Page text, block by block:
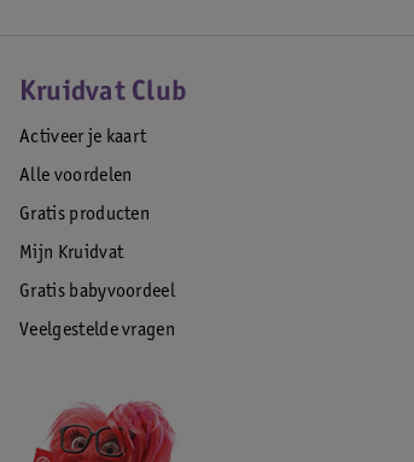
Kruidvat Club
Activeer je kaart
Alle voordelen
Gratis producten
Mijn Kruidvat
Gratis babyvoordeel
Veelgestelde vragen